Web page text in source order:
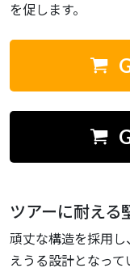
を促します。
ツアーに耐える
頑丈な構造を採用
えうる設計となって